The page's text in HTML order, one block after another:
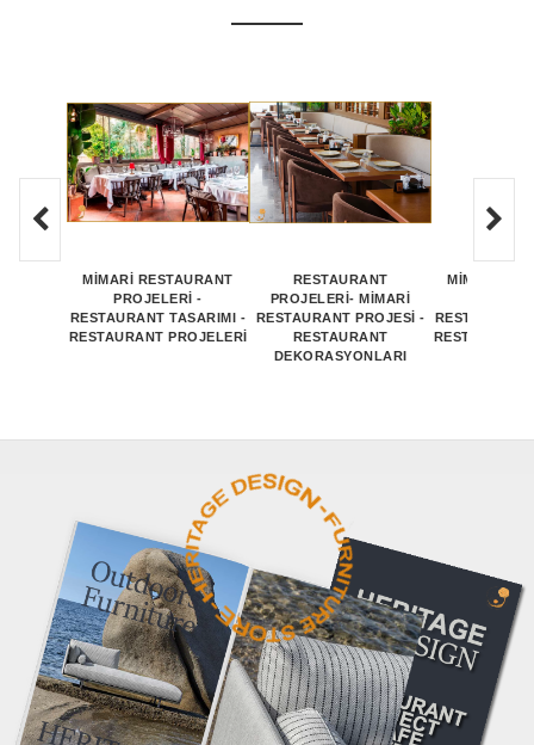
MİMARİ RESTAURANT
PROJELERİ -
RESTAURANT TASARIMI -
RESTAURANT PROJELERİ
RESTAURANT
PROJELERİ- MİMARİ
RESTAURANT PROJESİ -
RESTAURANT
DEKORASYONLARI
MİMARİ
RESTAURANT